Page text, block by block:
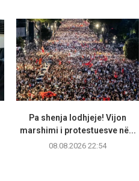
Pa shenja lodhjeje! Vijon
marshimi i protestuesve në...
08.08.2026 22:54